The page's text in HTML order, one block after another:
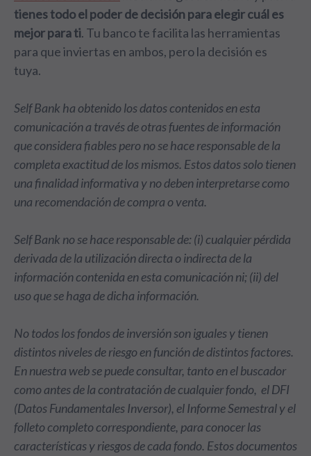
tienes todo el poder de decisión para elegir cuál es
mejor para ti. Tu banco te facilita las herramientas
para que inviertas en ambos, pero la decisión es
tuya.
Self Bank ha obtenido los datos contenidos en esta
comunicación a través de otras fuentes de información
que considera fiables pero no se hace responsable de la
completa exactitud de los mismos. Estos datos solo tienen
una finalidad informativa y no deben interpretarse como
una recomendación de compra o venta.
Self Bank no se hace responsable de: (i) cualquier pérdida
derivada de la utilización directa o indirecta de la
información contenida en esta comunicación ni; (ii) del
uso que se haga de dicha información.
No todos los fondos de inversión son iguales y tienen
distintos niveles de riesgo en función de distintos factores.
En nuestra web se puede consultar, tanto en el buscador
como antes de la contratación de cualquier fondo, el DFI
(Datos Fundamentales Inversor), el Informe Semestral y el
folleto completo correspondiente, para conocer las
características y riesgos de cada fondo. Estos documentos